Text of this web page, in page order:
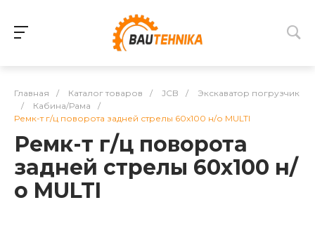
Главная / Каталог товаров / JCB /
Экскаватор погрузчик
/
Кабина/Рама
/
Ремк-т г/ц поворота задней стрелы 60x100 н/о MULTI
Ремк-т г/ц поворота
задней стрелы 60x100 н/
о MULTI